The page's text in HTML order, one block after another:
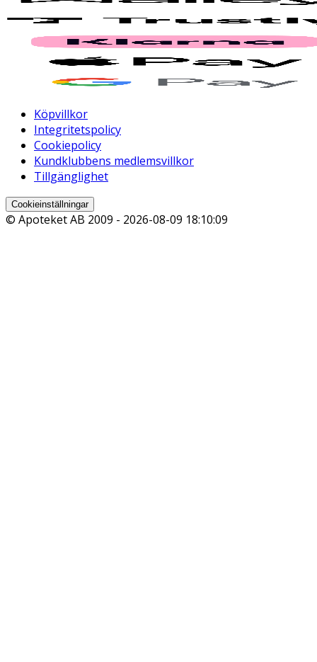
Köpvillkor
Integritetspolicy
Cookiepolicy
Kundklubbens medlemsvillkor
Tillgänglighet
Cookieinställningar
© Apoteket AB 2009 - 2026-08-09 18:10:09